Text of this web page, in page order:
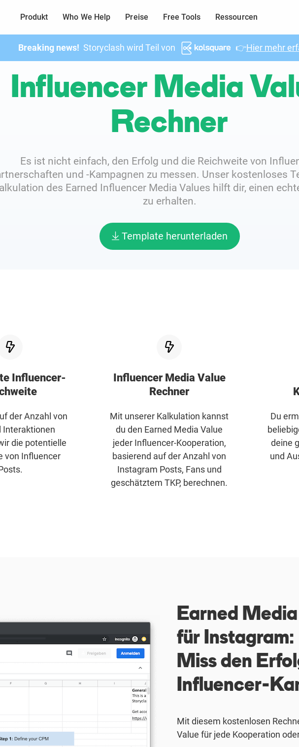
Produkt Who We Help Preise Free Tools Ressourcen
Breaking news! Storyclash wird Teil von 👉Hier mehr
Influencer Media
Rechner
Es ist nicht einfach, den Erfolg und die Reichweite von
und -Kampagnen zu messen. Unser kostenloses
des Earned Influencer Media Values hilft dir, einen
zu erhalten.
Template herunterladen
Influencer-
der Anzahl von
Interaktionen
die potentielle
von Influencer
Influencer Media Value
Rechner
Mit unserer Kalkulation kannst
du den Earned Media Value
jeder Influencer-Kooperation,
basierend auf der Anzahl von
Instagram Posts, Fans und
geschätztem TKP, berechnen.
Du
deine
und
Earned
für Instagram:
Miss den
Influencer-
Mit diesem kostenlosen
Value für jede Kooperation